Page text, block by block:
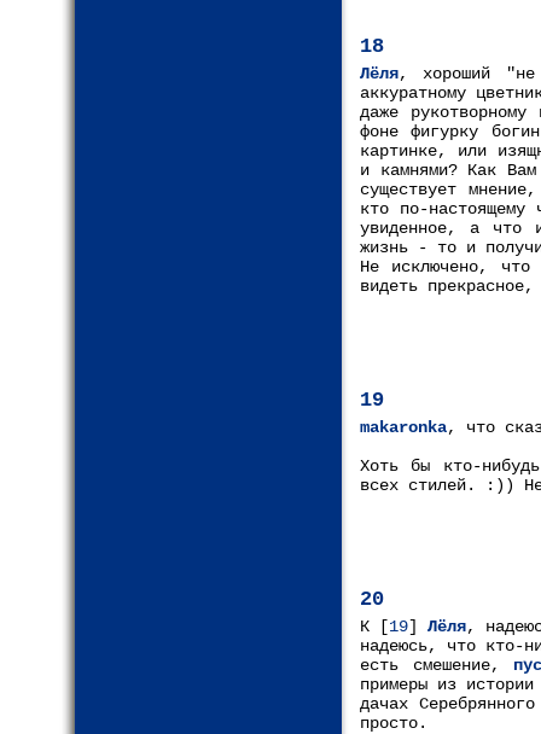
18
Лёля, хороший "не
аккуратному
даже
фоне фигурку
картинке, или
и камнями? Как
существует
кто по-настоящему
увиденное, а что
жизнь - то и
Не исключено,
видеть
19
makaronka, что
Хоть бы кто-
всех стилей. :))
20
К [19] Лёля,
надеюсь, что кто-
есть смешение,
примеры из
дачах
просто.